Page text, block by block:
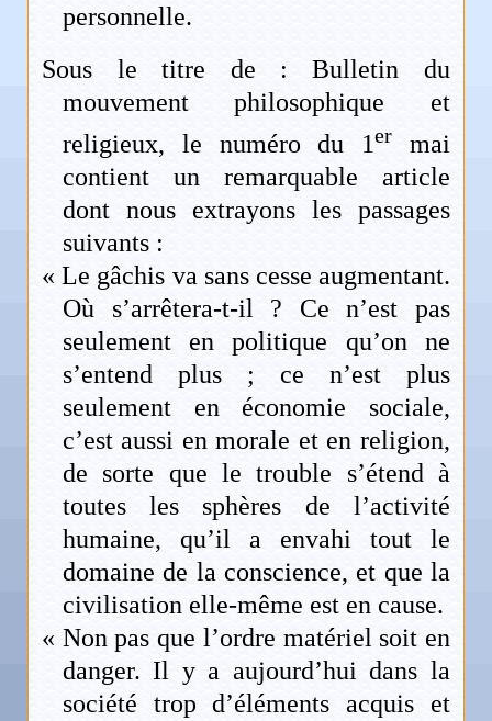
personnelle.
Sous le titre de : Bulletin du
mouvement philosophique et
religieux, le numéro du 1er mai
contient un remarquable article
dont nous extrayons les passages
suivants :
« Le gâchis va sans cesse augmentant.
Où s’arrêtera-t-il ? Ce n’est pas
seulement en politique qu’on ne
s’entend plus ; ce n’est plus
seulement en économie sociale,
c’est aussi en morale et en religion,
de sorte que le trouble s’étend à
toutes les sphères de l’activité
humaine, qu’il a envahi tout le
domaine de la conscience, et que la
civilisation elle-même est en cause.
« Non pas que l’ordre matériel soit en
danger. Il y a aujourd’hui dans la
société trop d’éléments acquis et